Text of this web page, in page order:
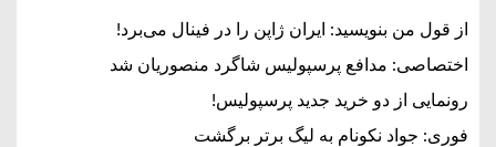
از قول من بنویسید: ایران ژاپن را در فینال می‌برد!
اختصاصی: مدافع پرسپولیس شاگرد منصوریان شد
رونمایی از دو خرید جدید پرسپولیس!
فوری: جواد نکونام به لیگ برتر برگشت